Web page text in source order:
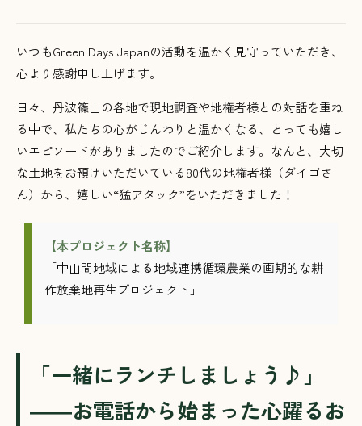
いつもGreen Days Japanの活動を温かく見守っていただき、
心より感謝申し上げます。
日々、丹波篠山の各地で現地調査や地権者様との対話を重ね
る中で、私たちの心がじんわりと温かくなる、とっても嬉し
いエピソードがありましたのでご紹介します。なんと、大切
な土地をお預けいただいている80代の地権者様（ダイゴさ
ん）から、嬉しい“猛アタック”をいただきました！
【本プロジェクト名称】
「中山間地域による地域連携循環農業の画期的な耕
作放棄地再生プロジェクト」
「一緒にランチしましょう♪」
――お電話から始まった心躍るお